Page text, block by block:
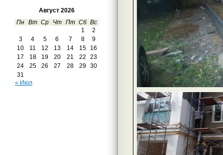
Август 2026
Пн Вт Ср Чт Пт Сб Вс
1
2
3
4 5 6 7 8
9
10
11 12 13 14 15
16
17
18 19 20 21 22
23
24
25 26 27 28 29
30
31
« Июл